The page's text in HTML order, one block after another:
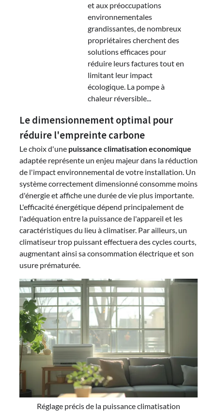
et aux préoccupations
environnementales
grandissantes, de nombreux
propriétaires cherchent des
solutions efficaces pour
réduire leurs factures tout en
limitant leur impact
écologique. La pompe à
chaleur réversible...
Le dimensionnement optimal pour
réduire l'empreinte carbone
Le choix d'une puissance climatisation economique
adaptée représente un enjeu majeur dans la réduction
de l'impact environnemental de votre installation. Un
système correctement dimensionné consomme moins
d'énergie et affiche une durée de vie plus importante.
L'efficacité énergétique dépend principalement de
l'adéquation entre la puissance de l'appareil et les
caractéristiques du lieu à climatiser. Par ailleurs, un
climatiseur trop puissant effectuera des cycles courts,
augmentant ainsi sa consommation électrique et son
usure prématurée.
Réglage précis de la puissance climatisation